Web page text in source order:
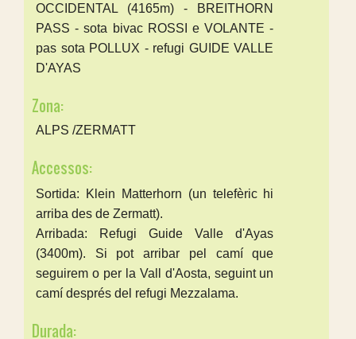
OCCIDENTAL (4165m) - BREITHORN
PASS - sota bivac ROSSI e VOLANTE -
pas sota POLLUX - refugi GUIDE VALLE
D'AYAS
Zona:
ALPS /ZERMATT
Accessos:
Sortida: Klein Matterhorn (un telefèric hi
arriba des de Zermatt).
Arribada: Refugi Guide Valle d'Ayas
(3400m). Si pot arribar pel camí que
seguirem o per la Vall d'Aosta, seguint un
camí després del refugi Mezzalama.
Durada: